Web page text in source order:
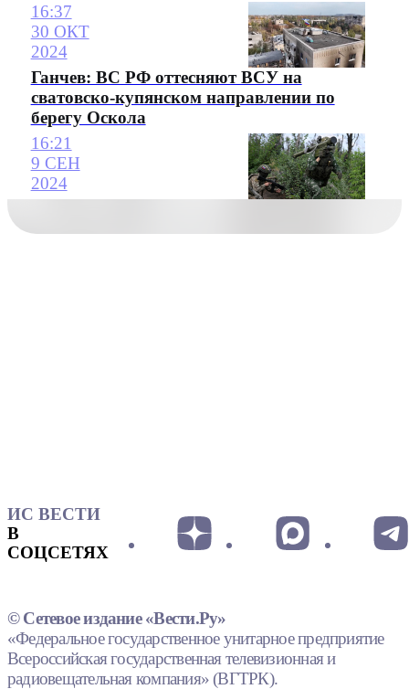
16:37
30 ОКТ
2024
Ганчев: ВС РФ оттесняют ВСУ на
сватовско-купянском направлении по
берегу Оскола
16:21
9 СЕН
2024
ИС ВЕСТИ
В
СОЦСЕТЯХ
© Сетевое издание «Вести.Ру»
«Федеральное государственное унитарное предприятие
Всероссийская государственная телевизионная и
радиовещательная компания» (ВГТРК).